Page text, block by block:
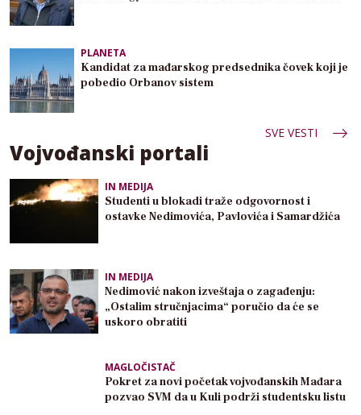
PLANETA
Kandidat za mađarskog predsednika čovek koji je
pobedio Orbanov sistem
SVE VESTI
Vojvođanski portali
IN MEDIJA
Studenti u blokadi traže odgovornost i
ostavke Nedimovića, Pavlovića i Samardžića
IN MEDIJA
Nedimović nakon izveštaja o zagađenju:
„Ostalim stručnjacima“ poručio da će se
uskoro obratiti
MAGLOČISTAČ
Pokret za novi početak vojvođanskih Mađara
pozvao SVM da u Kuli podrži studentsku listu